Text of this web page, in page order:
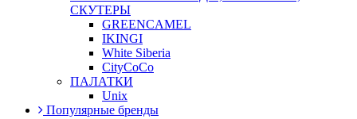
СКУТЕРЫ
GREENCAMEL
IKINGI
White Siberia
CityCoCo
ПАЛАТКИ
Unix
Популярные бренды